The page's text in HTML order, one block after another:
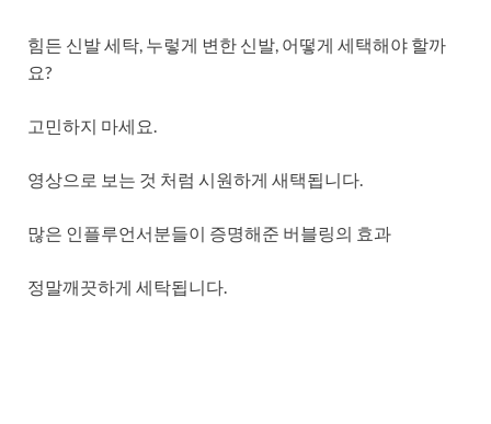
힘든 신발 세탁, 누렇게 변한 신발, 어떻게 세택해야 할까
요?
고민하지 마세요.
영상으로 보는 것 처럼 시원하게 새택됩니다.
많은 인플루언서분들이 증명해준 버블링의 효과
정말깨끗하게 세탁됩니다.